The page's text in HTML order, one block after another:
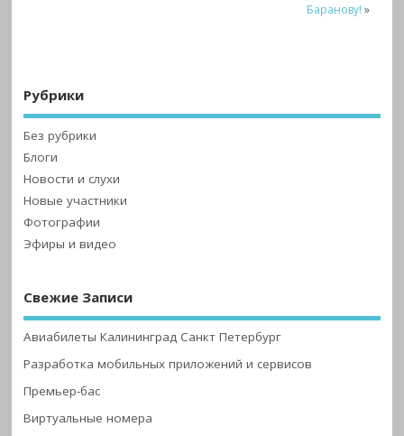
Баранову! »
Рубрики
Без рубрики
Блоги
Новости и слухи
Новые участники
Фотографии
Эфиры и видео
Свежие Записи
Авиабилеты Калининград Санкт Петербург
Разработка мобильных приложений и сервисов
Премьер-бас
Виртуальные номера